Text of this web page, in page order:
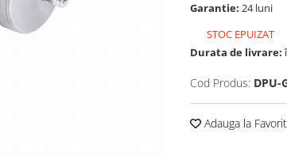
Garantie: 24 luni
STOC EPUIZAT
Durata de livrare:
Cod Produs: DPU-
Adauga la